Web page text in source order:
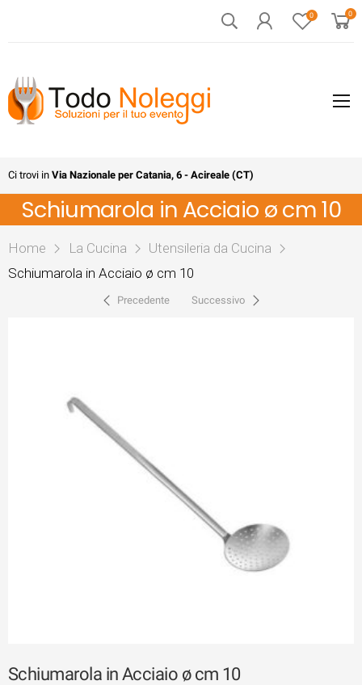
0 0
Ci trovi in Via Nazionale per Catania, 6 - Acireale (CT)
Schiumarola in Acciaio ø cm 10
Home La Cucina
Utensileria da Cucina
Schiumarola in Acciaio ø cm 10
Precedente Successivo
Schiumarola in Acciaio ø cm 10